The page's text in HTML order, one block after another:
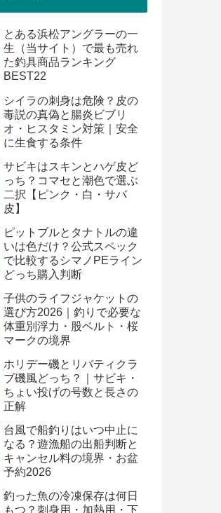
とある浜松アングラーの一
生（当サイト）で最も売れ
た釣具商品ランキング
BEST22
シイラの刺身は危険？皮の
毒説の真偽と腸炎ビブリ
オ・ヒスタミン対策｜安全
に生食する条件
サビキはスキンとハゲ皮ど
っち？コマセと潮色で選ぶ
二択【ピンク・白・サバ
皮】
ピットブルとタナトルの違
いは色だけ？公式スペック
で比較するシマノPEライン
どっち購入判断
子供のライフジャケットの
選び方2026｜釣りで必要な
体重別浮力・股ベルト・桜
マークの境界
ホリデー磯とリバティクラ
ブ磯風どっち？｜サビキ・
ちょい投げの号数と長さの
正解
台風で船釣りはいつ中止に
なる？遊漁船の出船判断と
キャンセル料の境界・お盆
予約2026
釣った魚の冷凍保存は何日
もつ？刺身用・加熱用・下